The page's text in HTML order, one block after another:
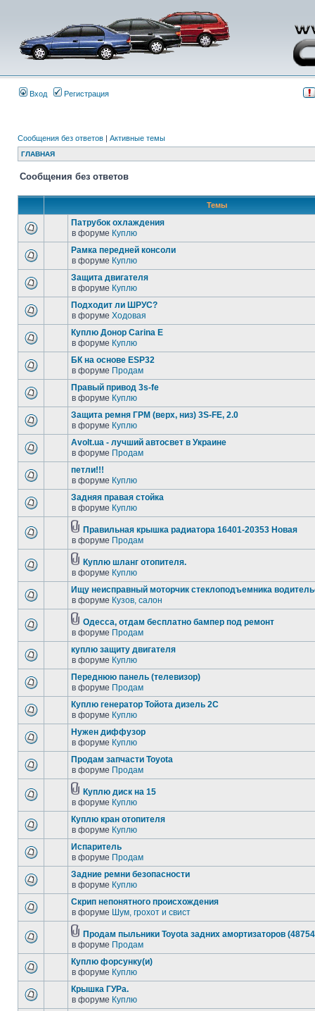
Вход Регистрация
Сообщения без ответов | Активные темы
ГЛАВНАЯ
Сообщения без ответов
Темы
Патрубок охлаждения
в форуме Куплю
Рамка передней консоли
в форуме Куплю
Защита двигателя
в форуме Куплю
Подходит ли ШРУС?
в форуме Ходовая
Куплю Донор Carina E
в форуме Куплю
БК на основе ESP32
в форуме Продам
Правый привод 3s-fe
в форуме Куплю
Защита ремня ГРМ (верх, низ) 3S-FE, 2.0
в форуме Куплю
Avolt.ua - лучший автосвет в Украине
в форуме Продам
петли!!!
в форуме Куплю
Задняя правая стойка
в форуме Куплю
Правильная крышка радиатора 16401-20353 Новая
в форуме Продам
Куплю шланг отопителя.
в форуме Куплю
Ищу неисправный моторчик стеклоподъемника
в форуме Кузов, салон
Одесса, отдам бесплатно бампер под ремонт
в форуме Продам
куплю защиту двигателя
в форуме Куплю
Переднюю панель (телевизор)
в форуме Продам
Куплю генератор Тойота дизель 2С
в форуме Куплю
Нужен диффузор
в форуме Куплю
Продам запчасти Toyota
в форуме Продам
Куплю диск на 15
в форуме Куплю
Куплю кран отопителя
в форуме Куплю
Испаритель
в форуме Продам
Задние ремни безопасности
в форуме Куплю
Скрип непонятного происхождения
в форуме Шум, грохот и свист
Продам пыльники Toyota задних амортизаторов
в форуме Продам
Куплю форсунку(и)
в форуме Куплю
Крышка ГУРа.
в форуме Куплю